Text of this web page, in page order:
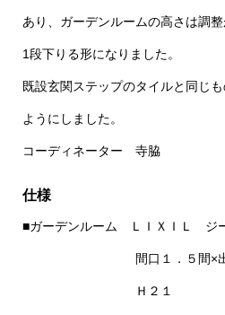
あり、ガーデンルームの高さは調
1段下りる形になりました。
既設玄関ステップのタイルと同じ
ようにしました。
コーディネーター 寺脇
仕様
■ガーデンルーム ＬＩＸＩＬ ジ
間口１．５間×出幅
Ｈ２１